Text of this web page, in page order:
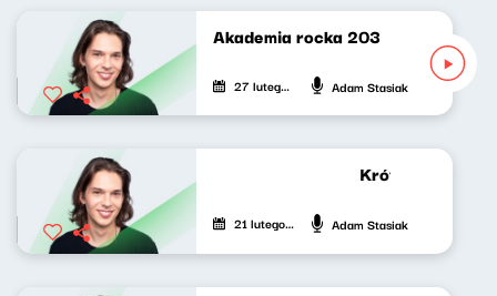
Akademia rocka 203
27 lutego 2026 Adam Stasiak
Krótkie
21 lutego 2026 Adam Stasiak